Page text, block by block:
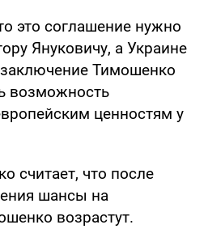
это соглашение нужно
Януковичу, а Украине
Тимошенко
возможность
ценностям у
считает, что после
шансы на
возрастут.